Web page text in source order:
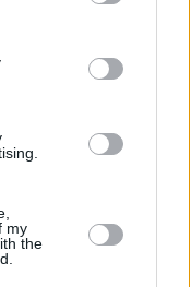
third-party tags to
in below Google
my
the